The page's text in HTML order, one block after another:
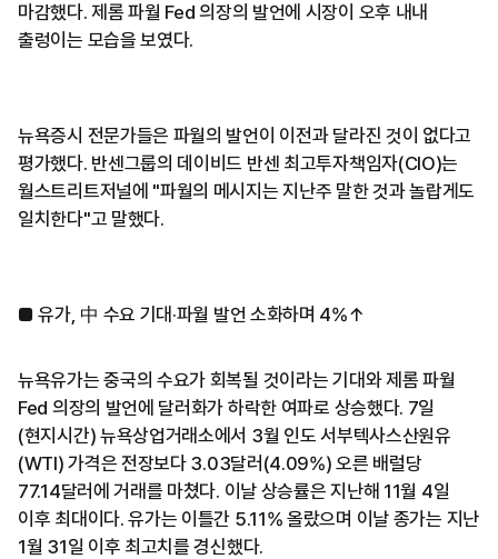
마감했다. 제롬 파월 Fed 의장의 발언에 시장이 오후 내내
출렁이는 모습을 보였다.
뉴욕증시 전문가들은 파월의 발언이 이전과 달라진 것이 없다고
평가했다. 반센그룹의 데이비드 반센 최고투자책임자(CIO)는
월스트리트저널에 "파월의 메시지는 지난주 말한 것과 놀랍게도
일치한다"고 말했다.
■ 유가, 中 수요 기대·파월 발언 소화하며 4%↑
뉴욕유가는 중국의 수요가 회복될 것이라는 기대와 제롬 파월
Fed 의장의 발언에 달러화가 하락한 여파로 상승했다. 7일
(현지시간) 뉴욕상업거래소에서 3월 인도 서부텍사스산원유
(WTI) 가격은 전장보다 3.03달러(4.09%) 오른 배럴당
77.14달러에 거래를 마쳤다. 이날 상승률은 지난해 11월 4일
이후 최대이다. 유가는 이틀간 5.11% 올랐으며 이날 종가는 지난
1월 31일 이후 최고치를 경신했다.